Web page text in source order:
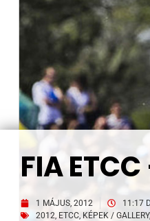
FIA
1 MÁJUS, 2012
11:17
2012, ETCC, KÉPEK / GALLERY,